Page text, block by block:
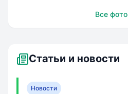
Все фото
Статьи и новости
Новости